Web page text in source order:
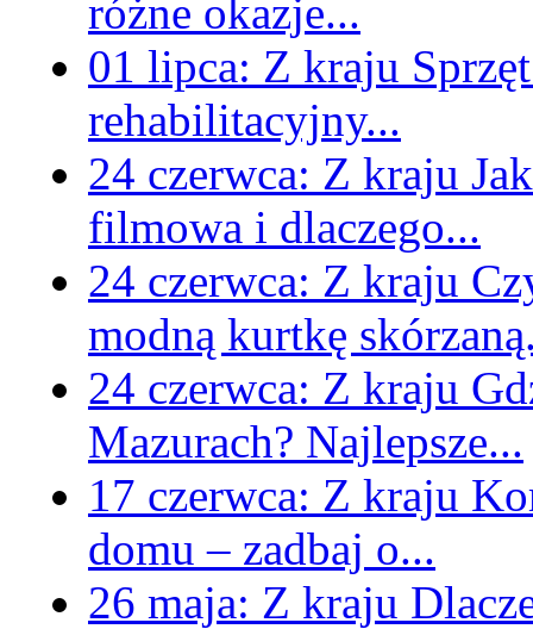
różne okazje...
01 lipca: Z kraju
rehabilitacyjny...
24 czerwca: Z kraju
filmowa i dlaczego...
24 czerwca: Z kraju
modną kurtkę
24 czerwca: Z kraju
Mazurach? Najlepsze...
17 czerwca: Z kraju
domu – zadbaj o...
26 maja: Z kraju